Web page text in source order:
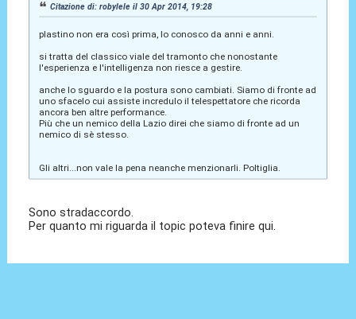
Citazione di: robylele il 30 Apr 2014, 19:28
plastino non era così prima, lo conosco da anni e anni.
si tratta del classico viale del tramonto che nonostante
l'esperienza e l'intelligenza non riesce a gestire.
anche lo sguardo e la postura sono cambiati. Siamo di fronte ad
uno sfacelo cui assiste incredulo il telespettatore che ricorda
ancora ben altre performance.
Più che un nemico della Lazio direi che siamo di fronte ad un
nemico di sè stesso.
Gli altri...non vale la pena neanche menzionarli. Poltiglia.
Sono stradaccordo.
Per quanto mi riguarda il topic poteva finire qui.